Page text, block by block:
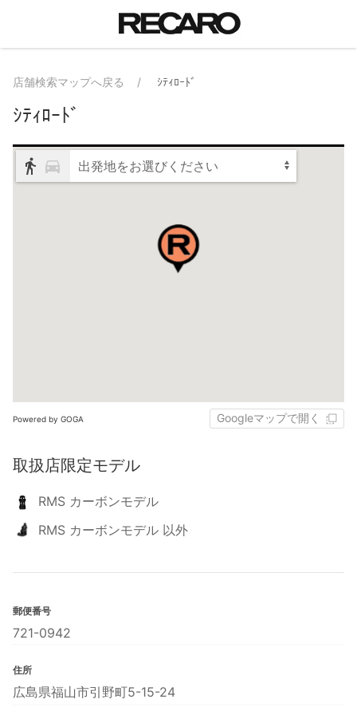
店舗検索マップへ戻る ｼﾃｨﾛｰﾄﾞ
ｼﾃｨﾛｰﾄﾞ
出発地をお選びください
Powered by GOGA Googleマップで開く
取扱店限定モデル
RMS カーボンモデル
RMS カーボンモデル 以外
郵便番号
721-0942
住所
広島県福山市引野町5-15-24